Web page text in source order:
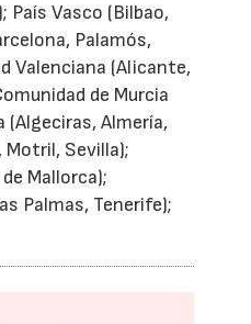
País Vasco (Bilbao,
Palamós,
Valenciana (Alicante,
de Murcia
(Algeciras, Almería,
Motril, Sevilla);
Mallorca);
Palmas, Tenerife);